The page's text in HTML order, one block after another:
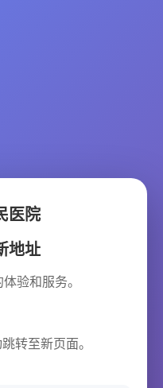
医院
地址
验和服务。
转至新页面。